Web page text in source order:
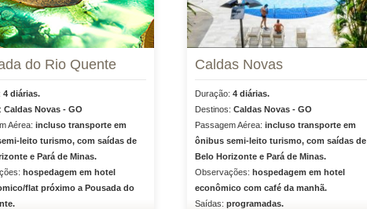
do Rio Quente
4 diárias.
Caldas Novas - GO
Aérea: incluso transporte em
leito turismo, com saídas de
e Pará de Minas.
hospedagem em hotel
flat próximo a Pousada do
Caldas Novas
Duração: 4 diárias.
Destinos: Caldas Novas - GO
Passagem Aérea: incluso transporte em
ônibus semi-leito turismo, com saídas de
Belo Horizonte e Pará de Minas.
Observações: hospedagem em hotel
econômico com café da manhã.
Saídas: programadas.